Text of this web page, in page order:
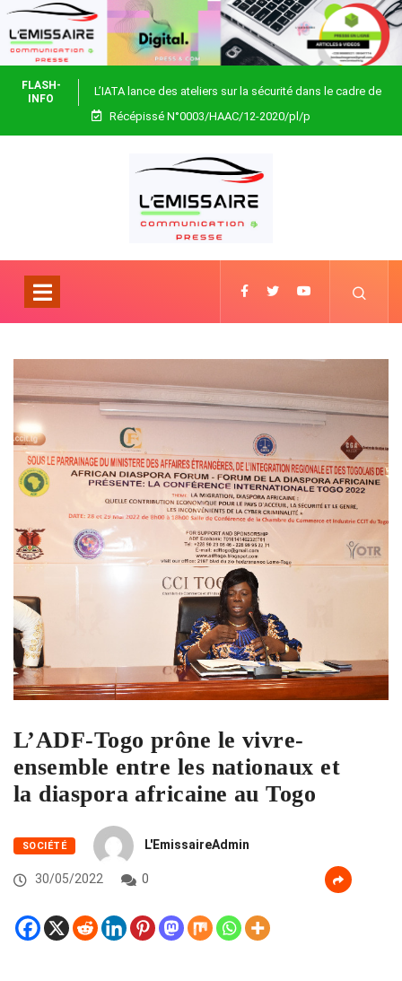
FLASH-
INFO
L’IATA lance des ateliers sur la sécurité dans le cadre de
Focus Africa
Récépissé N°0003/HAAC/12-2020/pl/p
L’ADF-Togo prône le vivre-
ensemble entre les nationaux et
la diaspora africaine au Togo
SOCIÉTÉ L'EmissaireAdmin
30/05/2022 0